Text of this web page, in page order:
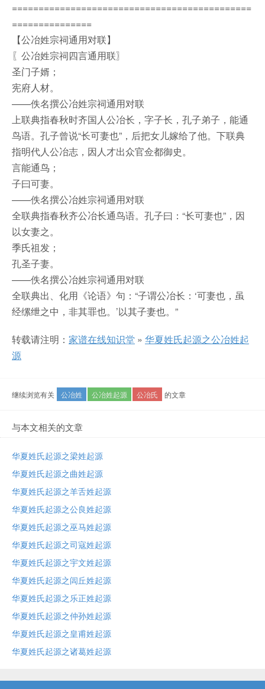
=============================================
===============
【公冶姓宗祠通用对联】
〖公冶姓宗祠四言通用联〗
圣门子婿；
宪府人材。
——佚名撰公冶姓宗祠通用对联
上联典指春秋时齐国人公冶长，字子长，孔子弟子，能通
鸟语。孔子曾说“长可妻也”，后把女儿嫁给了他。下联典
指明代人公冶志，因人才出众官佥都御史。
言能通鸟；
子曰可妻。
——佚名撰公冶姓宗祠通用对联
全联典指春秋齐公冶长通鸟语。孔子曰：“长可妻也”，因
以女妻之。
季氏祖发；
孔圣子妻。
——佚名撰公冶姓宗祠通用对联
全联典出、化用《论语》句：“子谓公冶长：‘可妻也，虽
经缧绁之中，非其罪也。’以其子妻也。”
转载请注明： 家谱在线知识堂 » 华夏姓氏起源之公冶姓起
源
继续浏览有关 公冶姓 公冶姓起源 公冶氏 的文章
与本文相关的文章
华夏姓氏起源之梁姓起源
华夏姓氏起源之曲姓起源
华夏姓氏起源之羊舌姓起源
华夏姓氏起源之公良姓起源
华夏姓氏起源之巫马姓起源
华夏姓氏起源之司寇姓起源
华夏姓氏起源之宇文姓起源
华夏姓氏起源之闾丘姓起源
华夏姓氏起源之乐正姓起源
华夏姓氏起源之仲孙姓起源
华夏姓氏起源之皇甫姓起源
华夏姓氏起源之诸葛姓起源